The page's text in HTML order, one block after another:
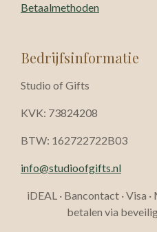
Betaalmethoden
Bedrijfsinformatie
Studio of Gifts
KVK: 73824208
BTW: 162722722B03
info@studioofgifts.nl
iDEAL · Bancontact · Visa
betalen via